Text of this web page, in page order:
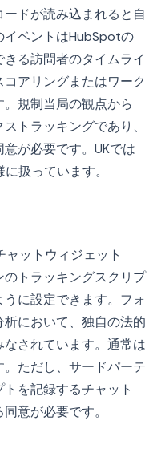
ドが読み込まれると自
イベントはHubSpotの
る訪問者のタイムライ
アリングまたはワーク
規制当局の観点から
トラッキングであり、
が必要です。UKでは
扱っています。
ットウィジェット
のトラッキングスクリプ
うに設定できます。フォ
において、独自の法的
されています。通常は
ただし、サードパーテ
を記録するチャット
意が必要です。